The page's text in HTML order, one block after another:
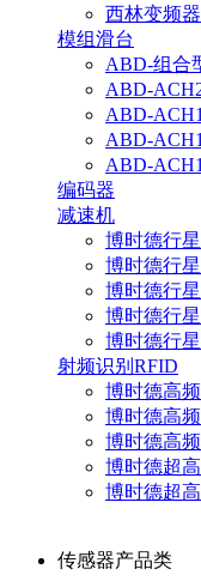
西林变频器
模组滑台
ABD-组合
ABD-
ABD-
ABD-
ABD-
编码器
减速机
博时德行
博时德行
博时德行
博时德行
博时德行
射频识别RFID
博时德高
博时德高
博时德高
博时德超
博时德超
传感器产品类